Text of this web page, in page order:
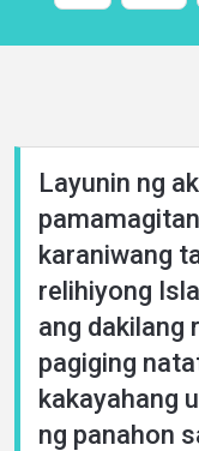
Layunin ng
karaniwang
relihiyong
ang dakilang
pagiging
kakayahang
ng panahon